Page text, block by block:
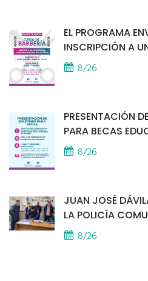
EL PROGRAMA
INSCRIPCIÓN A
8/26
PRESENTACIÓN
PARA BECAS
8/26
JUAN JOSÉ
LA POLICÍA
8/26